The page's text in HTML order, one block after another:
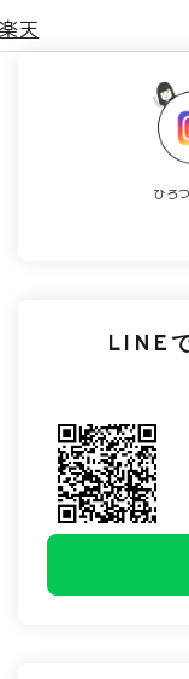
楽天
ひろ
LINE